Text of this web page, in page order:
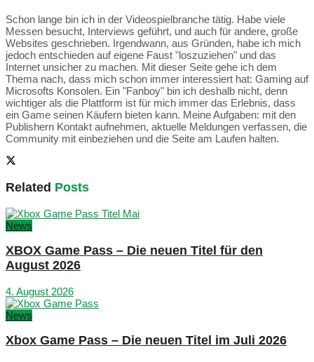
Schon lange bin ich in der Videospielbranche tätig. Habe viele
Messen besucht, Interviews geführt, und auch für andere, große
Websites geschrieben. Irgendwann, aus Gründen, habe ich mich
jedoch entschieden auf eigene Faust "loszuziehen" und das
Internet unsicher zu machen. Mit dieser Seite gehe ich dem
Thema nach, dass mich schon immer interessiert hat: Gaming auf
Microsofts Konsolen. Ein "Fanboy" bin ich deshalb nicht, denn
wichtiger als die Plattform ist für mich immer das Erlebnis, dass
ein Game seinen Käufern bieten kann. Meine Aufgaben: mit den
Publishern Kontakt aufnehmen, aktuelle Meldungen verfassen, die
Community mit einbeziehen und die Seite am Laufen halten.
Related Posts
News
XBOX Game Pass – Die neuen Titel für den
August 2026
4. August 2026
News
Xbox Game Pass – Die neuen Titel im Juli 2026